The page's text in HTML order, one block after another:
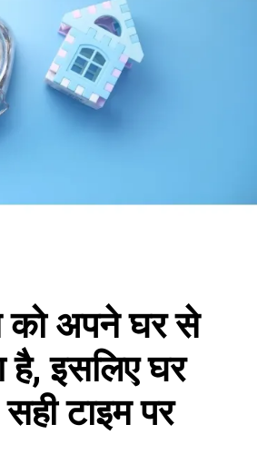
को अपने घर से
है, इसलिए घर
टाइम पर